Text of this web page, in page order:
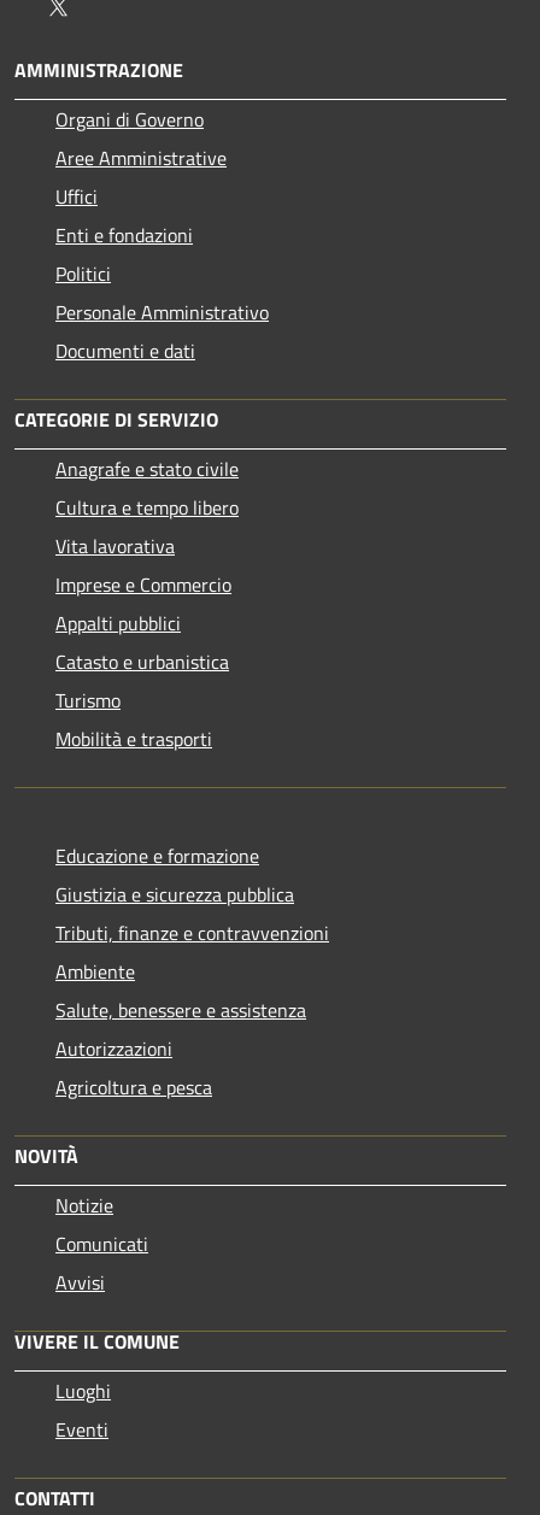
AMMINISTRAZIONE
Organi di Governo
Aree Amministrative
Uffici
Enti e fondazioni
Politici
Personale Amministrativo
Documenti e dati
CATEGORIE DI SERVIZIO
Anagrafe e stato civile
Cultura e tempo libero
Vita lavorativa
Imprese e Commercio
Appalti pubblici
Catasto e urbanistica
Turismo
Mobilità e trasporti
Educazione e formazione
Giustizia e sicurezza pubblica
Tributi, finanze e contravvenzioni
Ambiente
Salute, benessere e assistenza
Autorizzazioni
Agricoltura e pesca
NOVITÀ
Notizie
Comunicati
Avvisi
VIVERE IL COMUNE
Luoghi
Eventi
CONTATTI